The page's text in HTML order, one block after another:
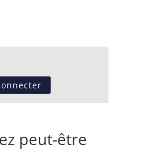
peut-être